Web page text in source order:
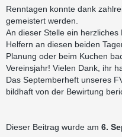
Renntagen konnte dank
gemeistert werden.
An dieser Stelle ein
Helfern an diesen beiden
Planung oder beim Kuchen
Vereinsjahr! Vielen Dank, ihr
Das Septemberheft unseres
bildhaft von der Bewirtung
Dieser Beitrag wurde am 6.